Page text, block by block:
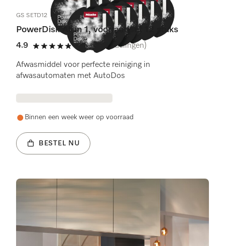
GS SETD12
PowerDisk All in 1, voorraadset 12 stuks
4.9
4.9 sterren op 5
(182 beoordelingen)
Afwasmiddel voor perfecte reiniging in
afwasautomaten met AutoDos
Binnen een week weer op voorraad
BESTEL NU